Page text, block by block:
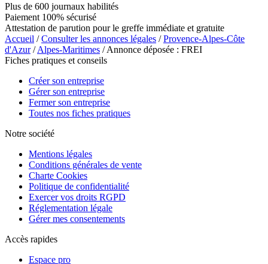
Plus de 600 journaux habilités
Paiement 100% sécurisé
Attestation de parution pour le greffe immédiate et gratuite
Accueil /Consulter les annonces légales /Provence-Alpes-Côte
d'Azur/Alpes-Maritimes / Annonce déposée : FREI
Fiches pratiques et conseils
Créer son entreprise
Gérer son entreprise
Fermer son entreprise
Toutes nos fiches pratiques
Notre société
Mentions légales
Conditions générales de vente
Charte Cookies
Politique de confidentialité
Exercer vos droits RGPD
Réglementation légale
Gérer mes consentements
Accès rapides
Espace pro